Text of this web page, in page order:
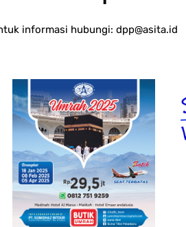
informasi hubungi: dpp@asita.id